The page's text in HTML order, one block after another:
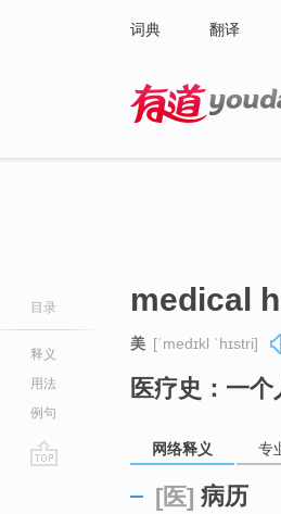
词典 翻译
目录
释义
用法
例句
medical
美 [ˈmedɪkl ˈhɪstri]
医疗史：一
网络释义 专
[医] 病历